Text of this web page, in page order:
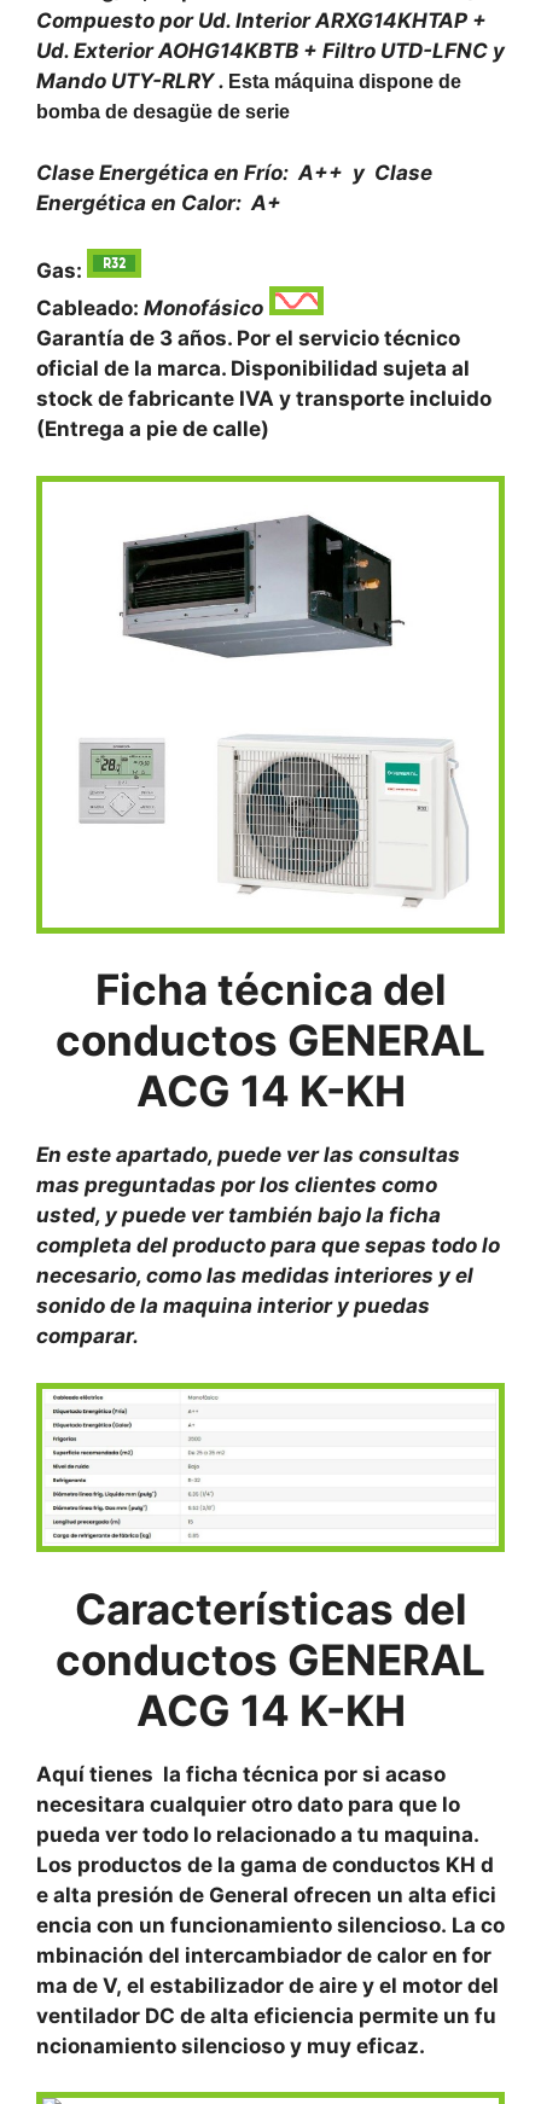
Compuesto por Ud. Interior ARXG14KHTAP +
Ud. Exterior AOHG14KBTB + Filtro UTD-LFNC y
Mando UTY-RLRY . Esta máquina dispone de
bomba de desagüe de serie
Clase Energética en Frío: A++ y Clase
Energética en Calor: A+
Gas:
Cableado: Monofásico
Garantía de 3 años. Por el servicio técnico
oficial de la marca. Disponibilidad sujeta al
stock de fabricante IVA y transporte incluido
(Entrega a pie de calle)
Ficha técnica del
conductos GENERAL
ACG 14 K-KH
En este apartado, puede ver las consultas
mas preguntadas por los clientes como
usted, y puede ver también bajo la ficha
completa del producto para que sepas todo lo
necesario, como las medidas interiores y el
sonido de la maquina interior y puedas
comparar.
Características del
conductos GENERAL
ACG 14 K-KH
Aquí tienes la ficha técnica por si acaso
necesitara cualquier otro dato para que lo
pueda ver todo lo relacionado a tu maquina.
Los productos de la gama de conductos KH d
e alta presión de General ofrecen un alta efici
encia con un funcionamiento silencioso. La co
mbinación del intercambiador de calor en for
ma de V, el estabilizador de aire y el motor del
ventilador DC de alta eficiencia permite un fu
ncionamiento silencioso y muy eficaz.